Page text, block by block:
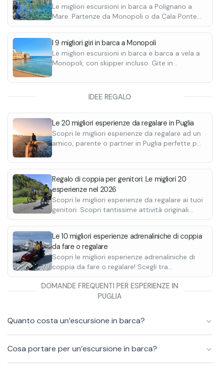
disponibili 3 diversi menù:
•Menù 1 (light lunch a buffet) che include
piatti caldi e freddi tipici pugliesi come
frittatina con verdure, involtini, polpette di
pane, cornetti salati e pizza rustica
•Menù 2 (pranzo di 2 portate) che
comprende primo o secondo e contorno
•Menù 3 (pranzo di 3 portate) che include
In caso di allergie e intolleranze alimentari è
possibile contattare la struttura in seguito alla
prenotazione.
Le migliori escursioni in barca a Polignano a
Mare. Partenze da Monopoli o da Cala Ponte
Marina con skipper incluso. Si visitano le
grotte marine con possibili soste bagno.
I 9 migliori giri in barca a Monopoli
Le migliori escursioni in barca e barca a vela a
Monopoli, con skipper incluso. Gite in
IDEE REGALO
Le 20 migliori esperienze da regalare in Puglia
Scopri le migliori esperienze da regalare ad un
amico, parente o partner in Puglia perfette per
Regalo di coppia per genitori: Le migliori 20
esperienze nel 2026
Scopri le migliori esperienze da regalare ai tuoi
genitori. Scopri tantissime attività originali
adatte per ogni occasione e regala una
giornata speciale a tuo papà e tua mamma.
Le 10 migliori esperienze adrenaliniche di coppia
da fare o regalare
Scopri le migliori esperienze adrenaliniche di
coppia da fare o regalare! Scegli tra
indimenticabili giri in motoslitta o quad e
divertiti insieme al tuo partner.
DOMANDE FREQUENTI PER ESPERIENZE IN
PUGLIA
Quanto costa un’escursione in barca?
Cosa portare per un’escursione in barca?